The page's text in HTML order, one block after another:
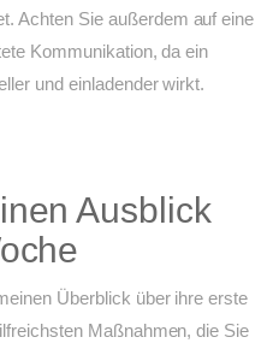
Achten Sie außerdem auf eine
Kommunikation, da ein
und einladender wirkt.
Ausblick
Überblick über ihre erste
Maßnahmen, die Sie